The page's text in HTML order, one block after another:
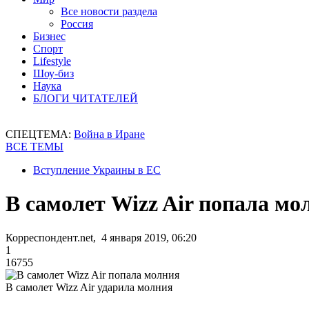
Все новости раздела
Россия
Бизнес
Спорт
Lifestyle
Шоу-биз
Наука
БЛОГИ ЧИТАТЕЛЕЙ
СПЕЦТЕМА: Война в Иране
ВСЕ ТЕМЫ
Вступление Украины в ЕС
В самолет Wizz Air попала
Корреспондент.net, 4 января 2019, 06:20
1
16755
В самолет Wizz Air ударила молния